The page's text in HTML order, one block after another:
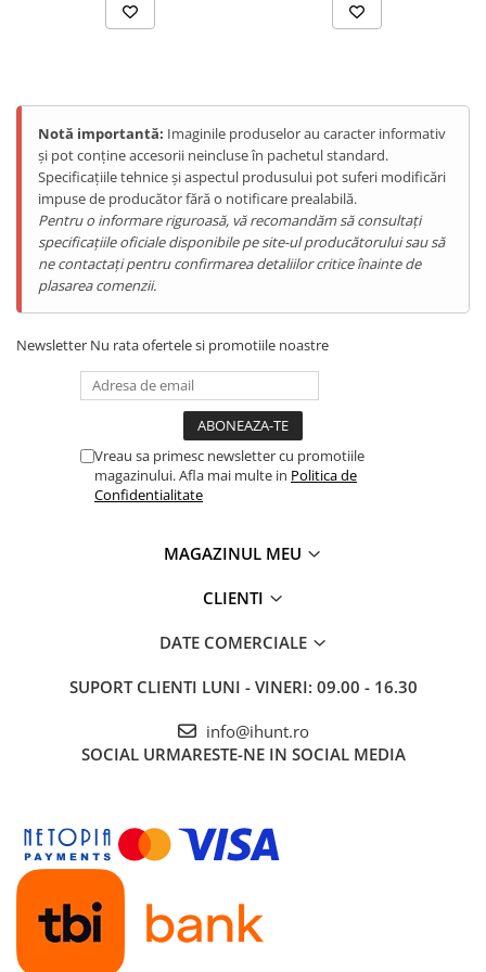
Tablete Doogee
Produse Unihertz
Telefoane Mobile Unihertz
Tablete Unihertz
Produse Blackview
Telefoane Mobile Blackview
Tablete Blackview
Casti Audio Blackview
Produse Fossibot
Telefoane Mobile Fossibot
Tablete Fossibot
Produse Oukitel
Telefoane Mobile Oukitel
Tablete Oukitel
STATII DE INCARCARE EV
Stații de Încărcare Comerciale /
Notă importantă: Imaginile produselor au caracter informativ
și pot conține accesorii neincluse în pachetul standard.
Specificațiile tehnice și aspectul produsului pot suferi modificări
impuse de producător fără o notificare prealabilă.
Pentru o informare riguroasă, vă recomandăm să consultați
specificațiile oficiale disponibile pe site-ul producătorului sau să
ne contactați pentru confirmarea detaliilor critice înainte de
plasarea comenzii.
Newsletter Nu rata ofertele si promotiile noastre
Vreau sa primesc newsletter cu promotiile
magazinului. Afla mai multe in Politica de
Confidentialitate
MAGAZINUL MEU
CLIENTI
DATE COMERCIALE
SUPORT CLIENTI LUNI - VINERI: 09.00 - 16.30
info@ihunt.ro
SOCIAL URMARESTE-NE IN SOCIAL MEDIA